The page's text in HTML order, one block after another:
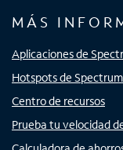
MÁS
Aplicaciones de
Hotspots de
Centro de recursos
Prueba tu velocidad